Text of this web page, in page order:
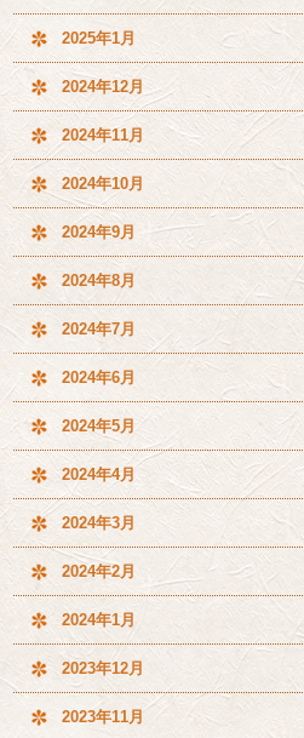
2025年1月
2024年12月
2024年11月
2024年10月
2024年9月
2024年8月
2024年7月
2024年6月
2024年5月
2024年4月
2024年3月
2024年2月
2024年1月
2023年12月
2023年11月